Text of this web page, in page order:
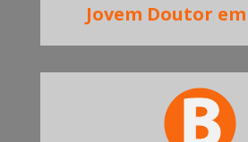
Jovem Doutor